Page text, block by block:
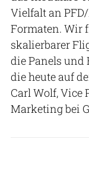
Vielfalt an
Formaten. Wir
skalierbarer
die Panels und
die heute auf
Carl Wolf, Vice
Marketing bei